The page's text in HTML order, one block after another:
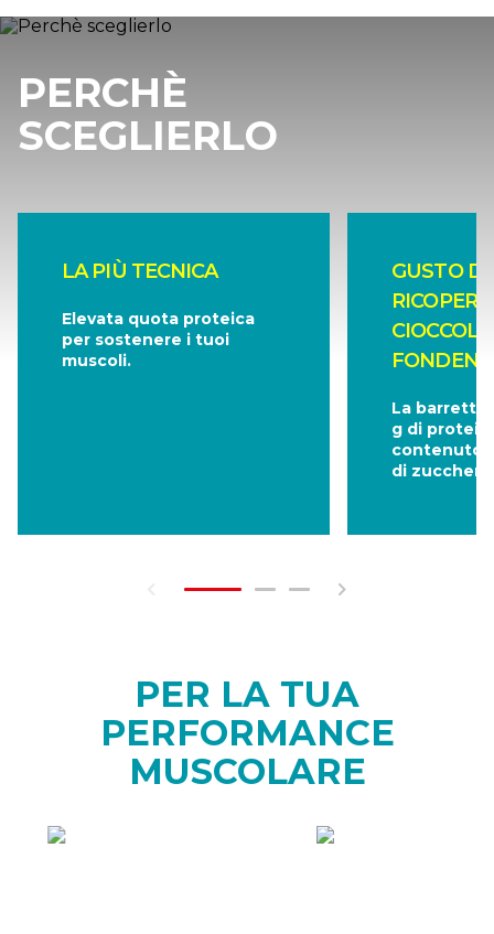
PERCHÈ
SCEGLIERLO
LA PIÙ TECNICA
Elevata quota proteica
per sostenere i tuoi
muscoli.
GUSTO
La barretta
g di
contenuto
di zuccheri
PER LA TUA
PERFORMANCE
MUSCOLARE